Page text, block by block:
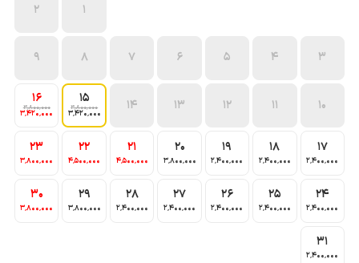
1
2
3
4
5
6
7
8
9
10
11
12
13
14
15
3٬800٬000
3٬420٬000
16
3٬800٬000
3٬420٬000
17
2٬400٬000
18
2٬400٬000
19
2٬400٬000
20
3٬800٬000
21
4٬500٬000
22
4٬500٬000
23
3٬800٬000
24
2٬400٬000
25
2٬400٬000
26
2٬400٬000
27
2٬400٬000
28
2٬400٬000
29
3٬800٬000
30
3٬800٬000
31
2٬400٬000